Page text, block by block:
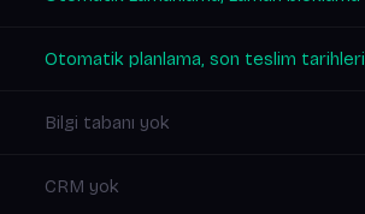
Otomatik planlama, son teslim tarihleri
Bilgi tabanı yok
CRM yok